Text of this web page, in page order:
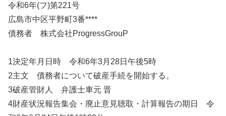
令和6年(フ)第221号
広島市中区平野町3番****
債務者 株式会社ProgressGrouP
1決定年月日時 令和6年3月28日午後5時
2主文 債務者について破産手続を開始する。
3破産管財人 弁護士車元 晋
4財産状況報告集会・廃止意見聴取・計算報告の期日 令